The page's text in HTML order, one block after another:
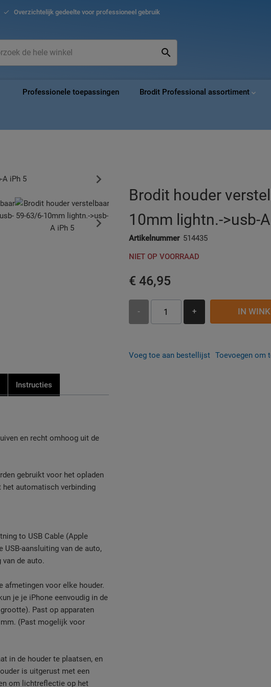
Overzichtelijk gedeelte voor professioneel gebruik
inhoud
Professionele toepassingen Brodit Professional assortiment
Brodit houder
10mm lightn.->usb-
Artikelnummer 514435
NIET OP VOORRAAD
€ 46,95
- + IN
Voeg toe aan bestellijst Toevoegen om
Instructies
en recht omhoog uit de
gebruikt voor het opladen
het automatisch verbinding
to USB Cable (Apple
aansluiting van de auto,
de auto.
afmetingen voor elke houder.
je je iPhone eenvoudig in de
Past op apparaten
(Past mogelijk voor
in de houder te plaatsen, en
is uitgerust met een
om lichtreflectie op het